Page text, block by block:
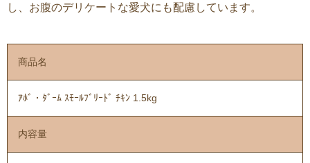
し、お腹のデリケートな愛犬にも配慮しています。
商品名
ｱﾎﾞ・ﾀﾞｰﾑ ｽﾓｰﾙﾌﾞﾘｰﾄﾞ ﾁｷﾝ 1.5kg
内容量